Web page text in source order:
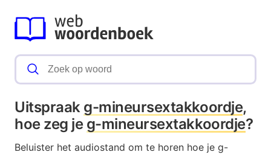
Uitspraak g-mineursextakkoordje,
hoe zeg je g-mineursextakkoordje?
Beluister het audiostand om te horen hoe je g-